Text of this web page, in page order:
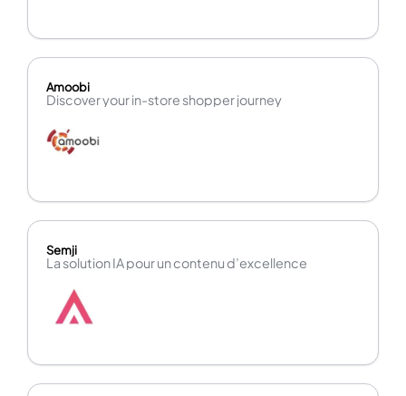
Amoobi
Discover your in-store shopper journey
Semji
La solution IA pour un contenu d’excellence